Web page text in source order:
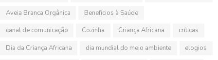
Aveia Branca Orgânica Benefícios à Saúde
canal de comunicação Cozinha Criança Africana críticas
Dia da Criança Africana dia mundial do meio ambiente elogios